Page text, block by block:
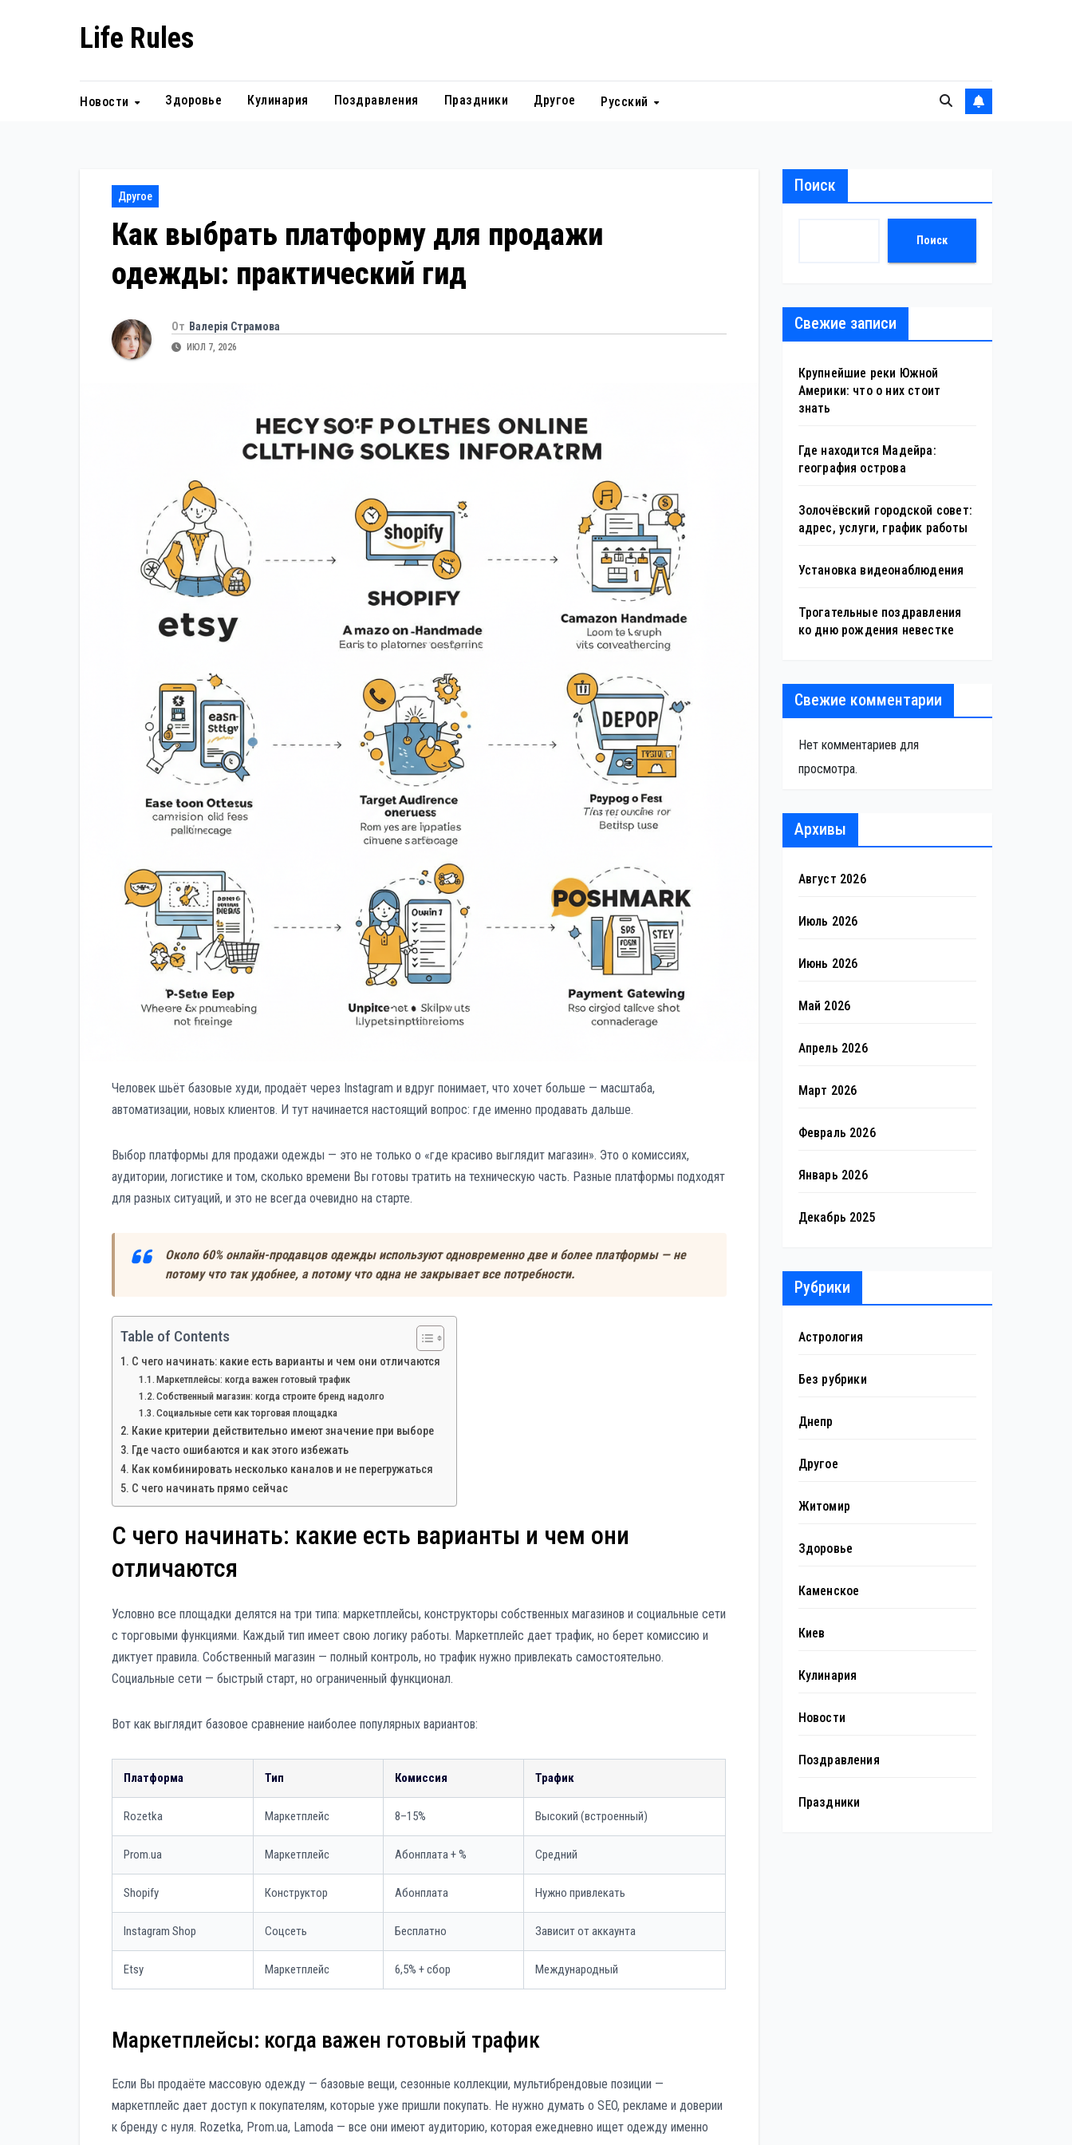
Life Rules
Новости Здоровье Кулинария Поздравления Праздники Другое Русский
Другое
Как выбрать платформу для продажи
одежды: практический гид
От Валерія Страмова
ИЮЛ 7, 2026
Человек шьёт базовые худи, продаёт через Instagram и вдруг понимает, что хочет больше — масштаба,
автоматизации, новых клиентов. И тут начинается настоящий вопрос: где именно продавать дальше.
Выбор платформы для продажи одежды — это не только о «где красиво выглядит магазин». Это о комиссиях,
аудитории, логистике и том, сколько времени Вы готовы тратить на техническую часть. Разные платформы подходят
для разных ситуаций, и это не всегда очевидно на старте.
Около 60% онлайн-продавцов одежды используют одновременно две и более платформы — не
потому что так удобнее, а потому что одна не закрывает все потребности.
Table of Contents
С чего начинать: какие есть варианты и чем они отличаются
Маркетплейсы: когда важен готовый трафик
Собственный магазин: когда строите бренд надолго
Социальные сети как торговая площадка
Какие критерии действительно имеют значение при выборе
Где часто ошибаются и как этого избежать
Как комбинировать несколько каналов и не перегружаться
С чего начинать прямо сейчас
С чего начинать: какие есть варианты и чем они
отличаются
Условно все площадки делятся на три типа: маркетплейсы, конструкторы собственных магазинов и социальные сети
с торговыми функциями. Каждый тип имеет свою логику работы. Маркетплейс дает трафик, но берет комиссию и
диктует правила. Собственный магазин — полный контроль, но трафик нужно привлекать самостоятельно.
Социальные сети — быстрый старт, но ограниченный функционал.
Вот как выглядит базовое сравнение наиболее популярных вариантов:
Платформа Тип Комиссия Трафик
Rozetka Маркетплейс 8–15% Высокий (встроенный)
Prom.ua Маркетплейс Абонплата + % Средний
Shopify Конструктор Абонплата Нужно привлекать
Instagram Shop Соцсеть Бесплатно Зависит от аккаунта
Etsy Маркетплейс 6,5% + сбор Международный
Маркетплейсы: когда важен готовый трафик
Если Вы продаёте массовую одежду — базовые вещи, сезонные коллекции, мультибрендовые позиции —
маркетплейс дает доступ к покупателям, которые уже пришли покупать. Не нужно думать о SEO, рекламе и доверии
к бренду с нуля. Rozetka, Prom.ua, Lamoda — все они имеют аудиторию, которая ежедневно ищет одежду именно
Поиск
Поиск
Свежие записи
Крупнейшие реки Южной
Америки: что о них стоит
знать
Где находится Мадейра:
география острова
Золочёвский городской совет:
адрес, услуги, график работы
Установка видеонаблюдения
Трогательные поздравления
ко дню рождения невестке
Свежие комментарии
Нет комментариев для
просмотра.
Архивы
Август 2026
Июль 2026
Июнь 2026
Май 2026
Апрель 2026
Март 2026
Февраль 2026
Январь 2026
Декабрь 2025
Рубрики
Астрология
Без рубрики
Днепр
Другое
Житомир
Здоровье
Каменское
Киев
Кулинария
Новости
Поздравления
Праздники